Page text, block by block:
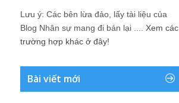
Lưu ý: Các bên lừa đảo, lấy tài liệu của
Blog Nhân sự mang đi bán lại .... Xem các
trường hợp khác ở đây!
Bài viết mới